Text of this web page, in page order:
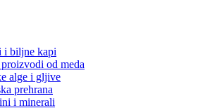
i biljne kapi
od meda
alge i gljive
prehrana
i minerali